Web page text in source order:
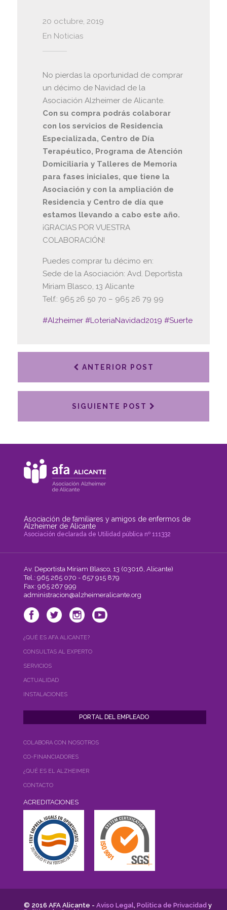
20 octubre, 2019
En Noticias
No pierdas la oportunidad de comprar
un décimo de Navidad de la
Asociación Alzheimer de Alicante.
Con su compra podrás colaborar
con los servicios de Residencia
Especializada, Centro de Día
Terapéutico, Programa de Atención
Domiciliaria y Talleres de Memoria
para fases iniciales, que tiene la
Asociación y con la ampliación de
Residencia y Centro de día que
estamos llevando a cabo este año.
¡GRACIAS POR VUESTRA
COLABORACIÓN!
Puedes comprar tu décimo en:
Sede de la Asociación: Avd. Deportista
Miriam Blasco, 13 Alicante
Telf.: 965 26 50 70 – 965 26 79 99
#Alzheimer #LoteriaNavidad2019 #Suerte
ANTERIOR POST
SIGUIENTE POST
Asociación de familiares y amigos de enfermos de
Alzheimer de Alicante
Asociación declarada de Utilidad pública nº 111332
Av. Deportista Miriam Blasco, 13 (03016, Alicante)
Tel.: 965 265 070 - 657 915 879
Fax: 965 267 999
administracion@alzheimeralicante.org
¿QUÉ ES AFA ALICANTE?
CONSULTAS AL EXPERTO
SERVICIOS
ACTUALIDAD
INSTALACIONES
COLABORA CON NOSOTROS
CO-FINANCIADORES
¿QUÉ ES EL ALZHEIMER
CONTACTO
ACREDITACIONES
© 2016 AFA Alicante - Aviso Legal, Politica de Privacidad y